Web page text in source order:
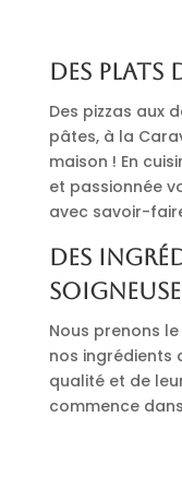
Des plats
Des pizzas aux
pâtes, à la
maison ! En
et passionnée
avec savoir-
Des
Nous prenons
nos ingrédients
qualité et de
commence